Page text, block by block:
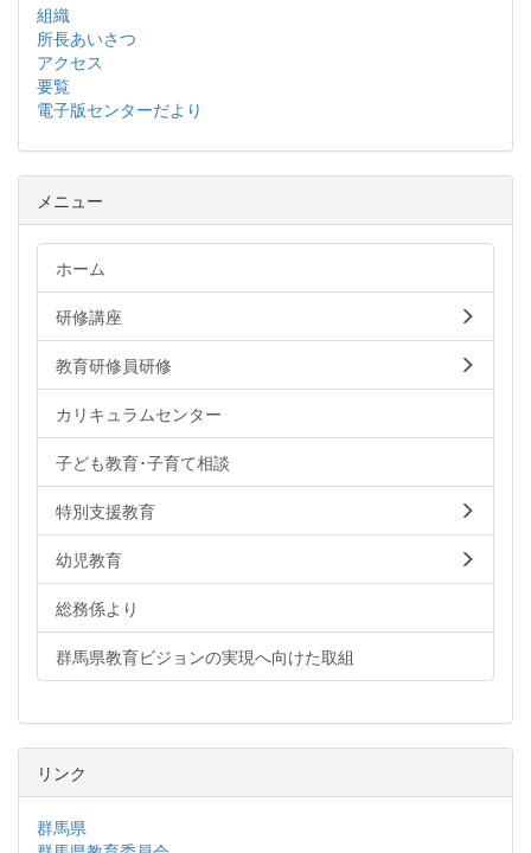
組織
所長あいさつ
アクセス
要覧
電子版センターだより
メニュー
ホーム
研修講座
教育研修員研修
カリキュラムセンター
子ども教育･子育て相談
特別支援教育
幼児教育
総務係より
群馬県教育ビジョンの実現へ向けた取組
リンク
群馬県